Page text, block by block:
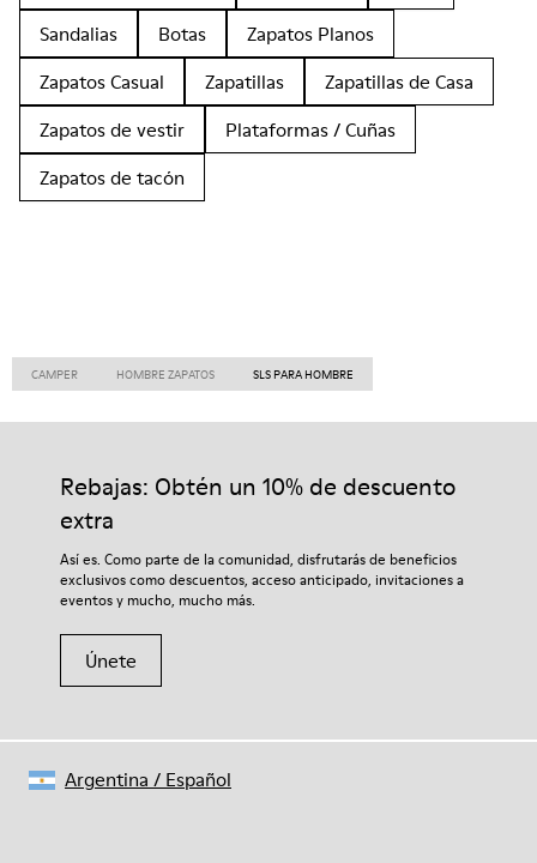
Sandalias
Botas
Zapatos Planos
Zapatos Casual
Zapatillas
Zapatillas de Casa
Zapatos de vestir
Plataformas / Cuñas
Zapatos de tacón
CAMPER HOMBRE ZAPATOS SLS PARA HOMBRE
Rebajas: Obtén un 10% de descuento
extra
Así es. Como parte de la comunidad, disfrutarás de beneficios
exclusivos como descuentos, acceso anticipado, invitaciones a
eventos y mucho, mucho más.
Únete
Argentina / Español